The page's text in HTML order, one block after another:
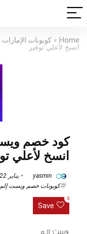
Home
» كوبونات الإمارات
انسخ لأعلي توفير
انسخ لأعلي
يناير 22, 2023
كوبونات خصم ويست إلم
Save
0